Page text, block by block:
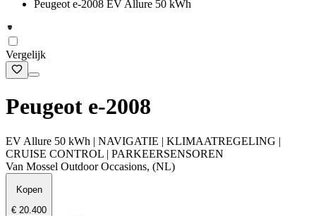
Peugeot e-2008 EV Allure 50 kWh
Vergelijk
Peugeot e-2008
EV Allure 50 kWh | NAVIGATIE | KLIMAATREGELING |
CRUISE CONTROL | PARKEERSENSOREN
Van Mossel Outdoor Occasions, (NL)
Kopen
€ 20.400